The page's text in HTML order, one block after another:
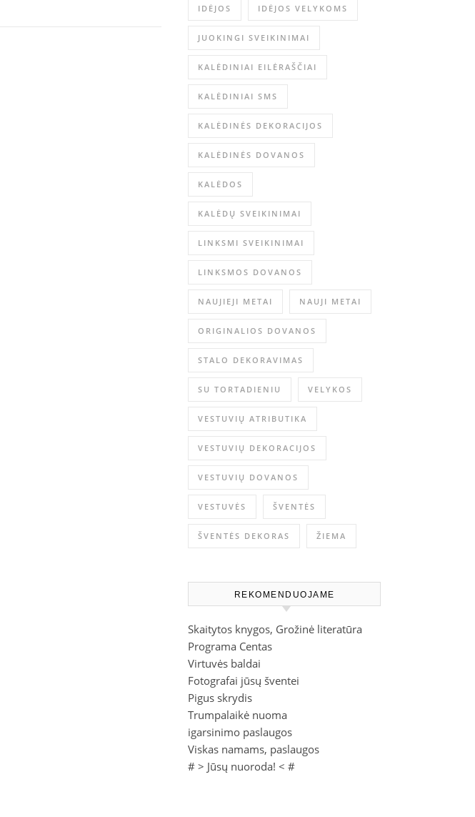
IDĖJOS IDĖJOS VELYKOMS
JUOKINGI SVEIKINIMAI
KALĖDINIAI EILĖRAŠČIAI
KALĖDINIAI SMS
KALĖDINĖS DEKORACIJOS
KALĖDINĖS DOVANOS
KALĖDOS
KALĖDŲ SVEIKINIMAI
LINKSMI SVEIKINIMAI
LINKSMOS DOVANOS
NAUJIEJI METAI NAUJI METAI
ORIGINALIOS DOVANOS
STALO DEKORAVIMAS
SU TORTADIENIU VELYKOS
VESTUVIŲ ATRIBUTIKA
VESTUVIŲ DEKORACIJOS
VESTUVIŲ DOVANOS
VESTUVĖS ŠVENTĖS
ŠVENTĖS DEKORAS ŽIEMA
REKOMENDUOJAME
Skaitytos knygos, Grožinė literatūra
Programa Centas
Virtuvės baldai
Fotografai jūsų šventei
Pigus skrydis
Trumpalaikė nuoma
igarsinimo paslaugos
Viskas namams, paslaugos
# > Jūsų nuoroda! < #